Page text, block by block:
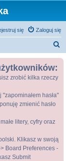
Zaloguj się
się
zrobić kilka rzeczy
hasła"
zmienić hasło
litery, cyfry oraz
Klikasz w swoją
Board Preferences -
Submit